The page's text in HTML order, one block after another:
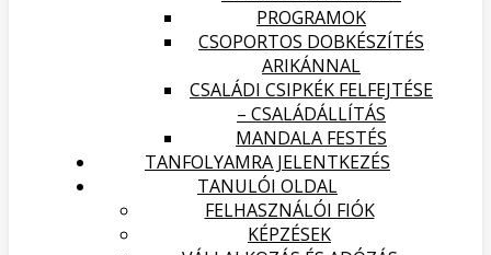
PROGRAMOK
CSOPORTOS DOBKÉSZÍTÉS
ARIKÁNNAL
CSALÁDI CSIPKÉK FELFEJTÉSE
– CSALÁDÁLLÍTÁS
MANDALA FESTÉS
TANFOLYAMRA JELENTKEZÉS
TANULÓI OLDAL
FELHASZNÁLÓI FIÓK
KÉPZÉSEK